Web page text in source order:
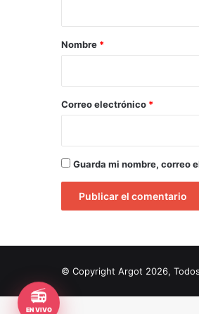
r
*
Nombre *
Correo electrónico *
Guarda mi nombre, correo
© Copyright Argot 2026,
📻
EN VIVO